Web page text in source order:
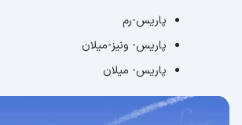
پاریس-رم
پاریس- ونیز-میلان
پاریس- میلان